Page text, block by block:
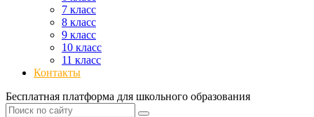
7 класс
8 класс
9 класс
10 класс
11 класс
Контакты
Бесплатная платформа для школьного образования